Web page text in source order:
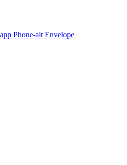
Phone-alt Envelope